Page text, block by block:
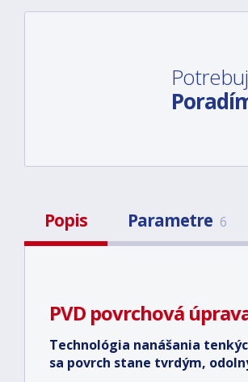
Popis Parametre 6
PVD povrchová
Technológia nanášania
sa povrch stane tvrdým,